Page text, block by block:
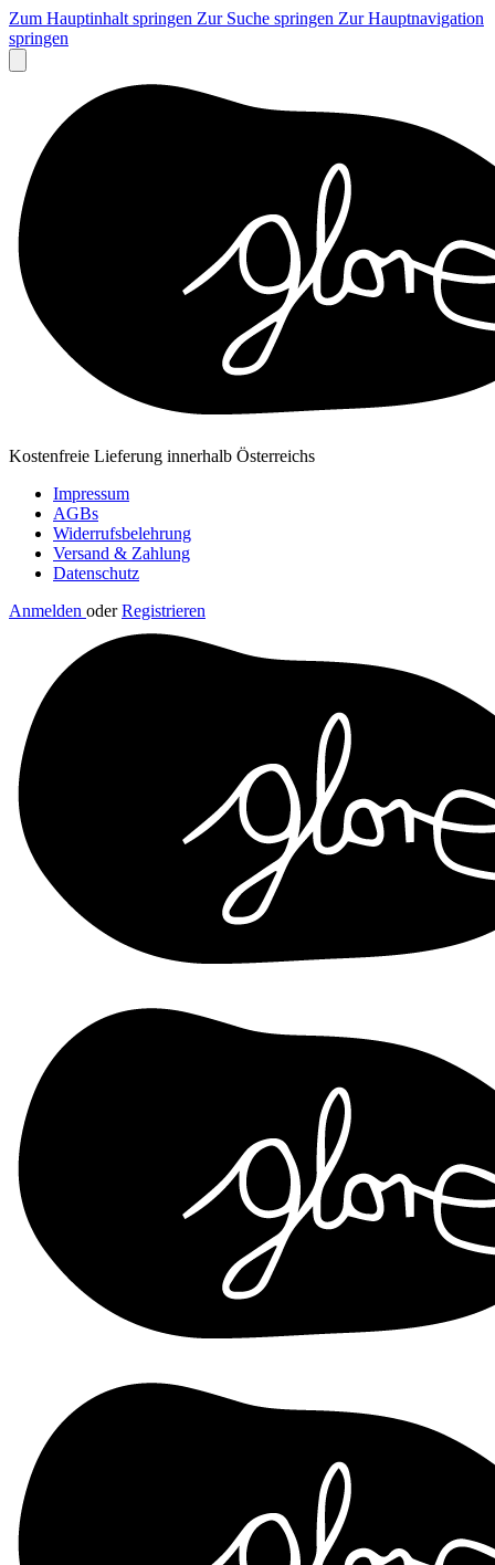
Zum Hauptinhalt springen Zur Suche springen Zur Hauptnavigation
springen
Kostenfreie Lieferung innerhalb Österreichs
Impressum
AGBs
Widerrufsbelehrung
Versand & Zahlung
Datenschutz
Anmelden oder Registrieren